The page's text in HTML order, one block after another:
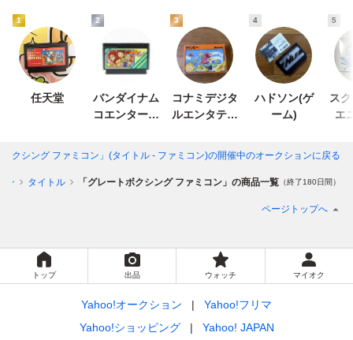
1
任天堂
2
バンダイナム
コエンターテ
3
コナミデジタ
ルエンタテイ
4
ハドソン(ゲ
ーム)
5
ス
エ
クシング ファミコン」(タイトル - ファミコン)の開催中のオークションに戻る
ン タイトル 「グレートボクシング ファミコン」の商品一覧 （終了180日間）
ページトップへ
トップ 出品 ウォッチ マイオク
Yahoo!オークション
Yahoo!フリマ
Yahoo!ショッピング
Yahoo! JAPAN